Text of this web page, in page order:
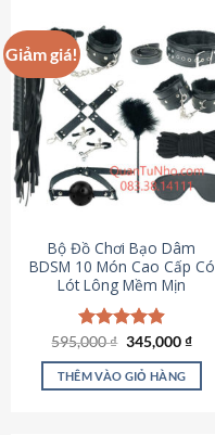
có
nhiều
biến
thể.
Các
tùy
chọn
có
chọn
trên
trang
sản
phẩm
Giảm giá!
Bộ Đồ Chơi Bạo Dâm
BDSM 10 Món Cao Cấp Có
Lót Lông Mềm Mịn
Được xếp
hạng4.88
5 sao
595,000₫ Giá
là:
595,000 ₫.
345,000₫Giá
tại
THÊM VÀO GIỎ HÀNG